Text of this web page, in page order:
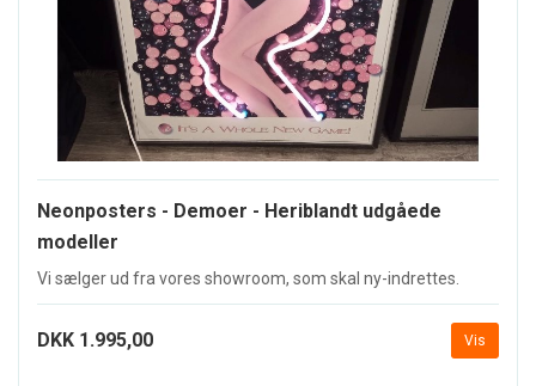
Neonposters - Demoer - Heriblandt udgåede
modeller
Vi sælger ud fra vores showroom, som skal ny-indrettes.
DKK 1.995,00 Vis